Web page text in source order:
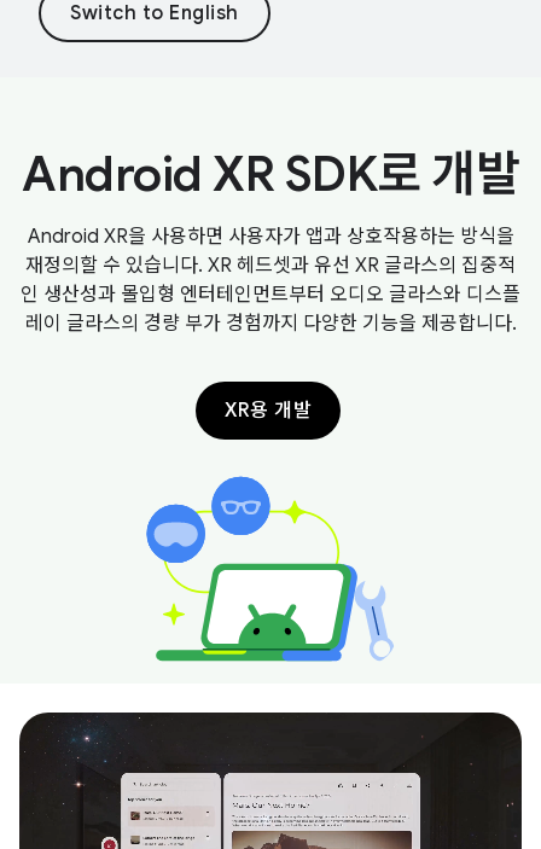
Android XR SDK로 개발
Android XR을 사용하면 사용자가 앱과 상호작용하는 방식을
재정의할 수 있습니다. XR 헤드셋과 유선 XR 글라스의 집중적
인 생산성과 몰입형 엔터테인먼트부터 오디오 글라스와 디스플
레이 글라스의 경량 부가 경험까지 다양한 기능을 제공합니다.
XR용 개발